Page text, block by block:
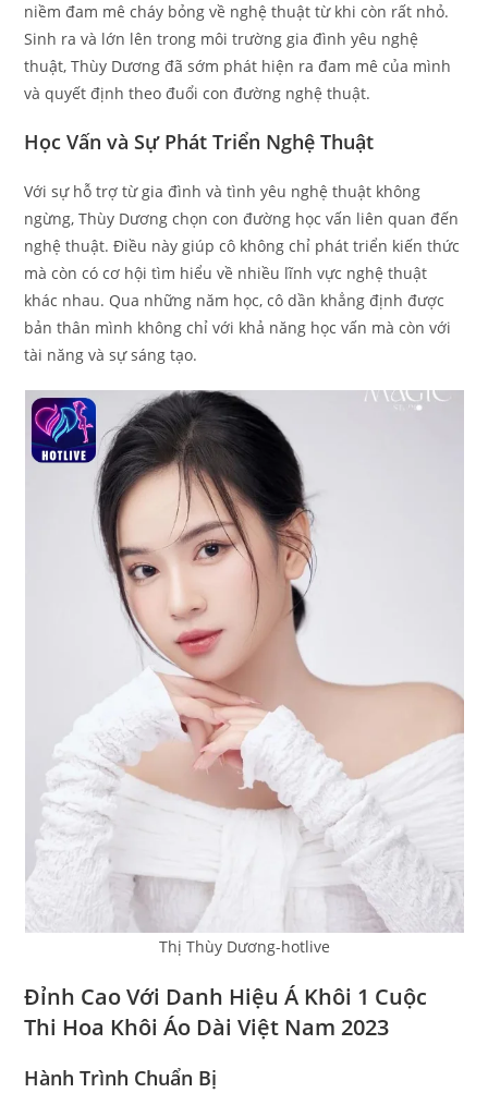
niềm đam mê cháy bỏng về nghệ thuật từ khi còn rất nhỏ.
Sinh ra và lớn lên trong môi trường gia đình yêu nghệ
thuật, Thùy Dương đã sớm phát hiện ra đam mê của mình
và quyết định theo đuổi con đường nghệ thuật.
Học Vấn và Sự Phát Triển Nghệ Thuật
Với sự hỗ trợ từ gia đình và tình yêu nghệ thuật không
ngừng, Thùy Dương chọn con đường học vấn liên quan đến
nghệ thuật. Điều này giúp cô không chỉ phát triển kiến thức
mà còn có cơ hội tìm hiểu về nhiều lĩnh vực nghệ thuật
khác nhau. Qua những năm học, cô dần khẳng định được
bản thân mình không chỉ với khả năng học vấn mà còn với
tài năng và sự sáng tạo.
Thị Thùy Dương-hotlive
Đỉnh Cao Với Danh Hiệu Á Khôi 1 Cuộc
Thi Hoa Khôi Áo Dài Việt Nam 2023
Hành Trình Chuẩn Bị